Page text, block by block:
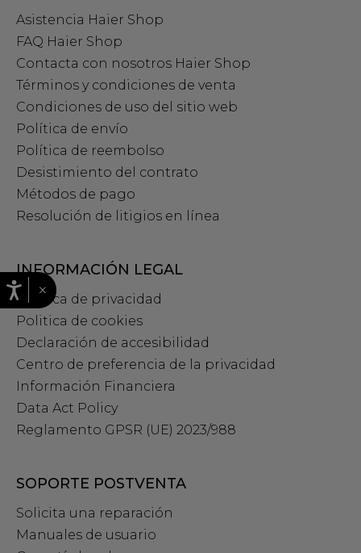
Asistencia Haier Shop
FAQ Haier Shop
Contacta con nosotros Haier Shop
Términos y condiciones de venta
Condiciones de uso del sitio web
Política de envío
Política de reembolso
Desistimiento del contrato
Métodos de pago
Resolución de litigios en línea
INFORMACIÓN LEGAL
Política de privacidad
Politica de cookies
Declaración de accesibilidad
Centro de preferencia de la privacidad
Información Financiera
Data Act Policy
Reglamento GPSR (UE) 2023/988
SOPORTE POSTVENTA
Solicita una reparación
Manuales de usuario
×